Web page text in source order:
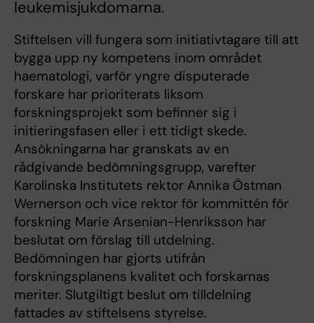
leukemisjukdomarna.
Stiftelsen vill fungera som initiativtagare till att
bygga upp ny kompetens inom området
haematologi, varför yngre disputerade
forskare har prioriterats liksom
forskningsprojekt som befinner sig i
initieringsfasen eller i ett tidigt skede.
Ansökningarna har granskats av en
rådgivande bedömningsgrupp, varefter
Karolinska Institutets rektor Annika Östman
Wernerson och vice rektor för kommittén för
forskning Marie Arsenian-Henriksson har
beslutat om förslag till utdelning.
Bedömningen har gjorts utifrån
forskningsplanens kvalitet och forskarnas
meriter. Slutgiltigt beslut om tilldelning
fattades av stiftelsens styrelse.